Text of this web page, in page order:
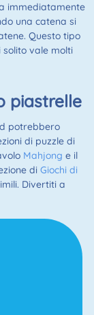
immediatamente
una catena si
Questo tipo
vale molti
piastrelle
potrebbero
di puzzle di
Mahjong e il
di Giochi di
Divertiti a